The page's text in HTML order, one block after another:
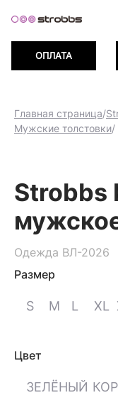
баллов
ОПЛАТА
Главная страница/
Мужские толстовки/
Strobbs
Одежда ВЛ-2026
Размер
S M L XL
Цвет
ЗЕЛЁНЫЙ